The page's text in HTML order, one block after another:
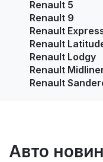
Renault 5
Renault 9
Renault
Renault
Renault Lodgy
Renault
Renault
Авто